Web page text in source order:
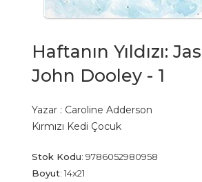
Haftanın Yıldızı:
John Dooley - 1
Yazar : Caroline Adderson
Kırmızı Kedi Çocuk
Stok Kodu: 9786052980958
Boyut: 14x21